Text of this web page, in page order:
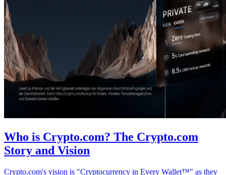
Who is Crypto.com? The Crypto.com
Story and Vision
Crypto.com's vision is "Cryptocurrency in Every Wallet™" as they